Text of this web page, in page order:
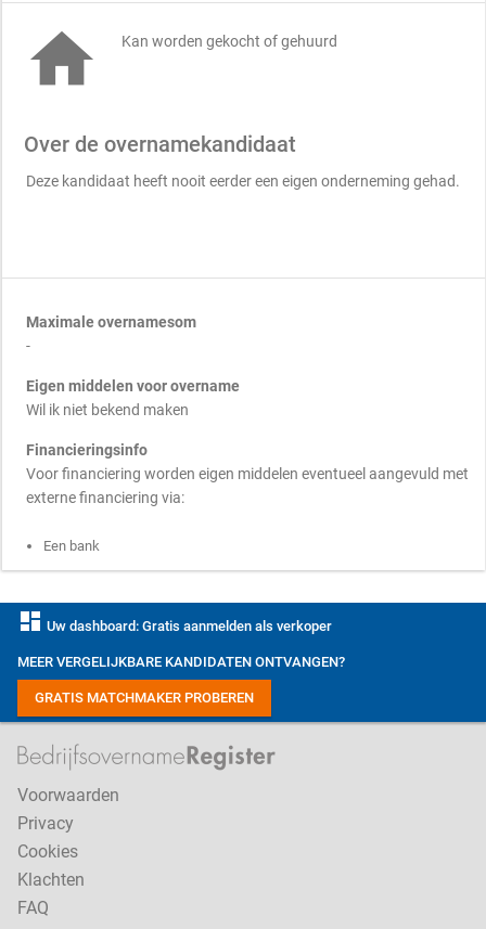
 Kan worden gekocht of gehuurd
Over de overnamekandidaat
Deze kandidaat heeft nooit eerder een eigen onderneming gehad.
Maximale overnamesom
-
Eigen middelen voor overname
Wil ik niet bekend maken
Financieringsinfo
Voor financiering worden eigen middelen eventueel aangevuld met
externe financiering via:
Een bank
dashboard Uw dashboard: Gratis aanmelden als verkoper
MEER VERGELIJKBARE KANDIDATEN ONTVANGEN?
GRATIS MATCHMAKER PROBEREN
Voorwaarden
Privacy
Cookies
Klachten
FAQ